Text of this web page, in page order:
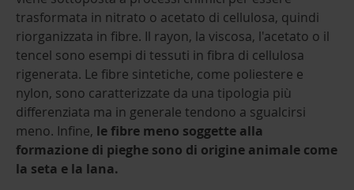
trasformata in nitrato o acetato di cellulosa, quindi
riorganizzata in fibre. Il rayon, la viscosa, l'acetato o il
tencel sono esempi di tessuti in fibra di cellulosa
rigenerata. Le fibre sintetiche, come poliestere e
nylon, sono caratterizzate da una tipologia più
differenziata ma in generale tendono a sgualcirsi
meno. Infine, le fibre meno soggette alla
formazione di pieghe sono di origine animale come
la seta e la lana.